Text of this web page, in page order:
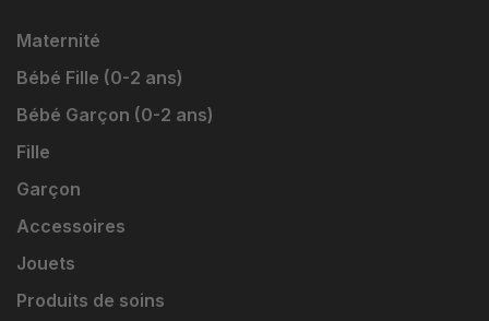
Maternité
Bébé Fille (0-2 ans)
Bébé Garçon (0-2 ans)
Fille
Garçon
Accessoires
Jouets
Produits de soins